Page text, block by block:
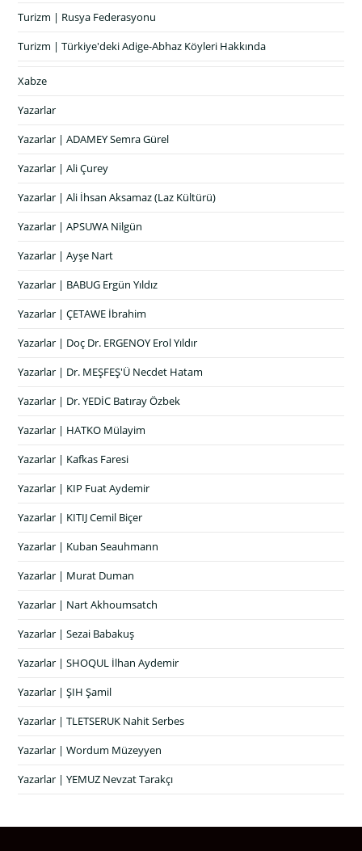
Turizm | Rusya Federasyonu
Turizm | Türkiye'deki Adige-Abhaz Köyleri Hakkında
Xabze
Yazarlar
Yazarlar | ADAMEY Semra Gürel
Yazarlar | Ali Çurey
Yazarlar | Ali İhsan Aksamaz (Laz Kültürü)
Yazarlar | APSUWA Nilgün
Yazarlar | Ayşe Nart
Yazarlar | BABUG Ergün Yıldız
Yazarlar | ÇETAWE İbrahim
Yazarlar | Doç Dr. ERGENOY Erol Yıldır
Yazarlar | Dr. MEŞFEŞ'Ü Necdet Hatam
Yazarlar | Dr. YEDİC Batıray Özbek
Yazarlar | HATKO Mülayim
Yazarlar | Kafkas Faresi
Yazarlar | KIP Fuat Aydemir
Yazarlar | KITIJ Cemil Biçer
Yazarlar | Kuban Seauhmann
Yazarlar | Murat Duman
Yazarlar | Nart Akhoumsatch
Yazarlar | Sezai Babakuş
Yazarlar | SHOQUL İlhan Aydemir
Yazarlar | ŞIH Şamil
Yazarlar | TLETSERUK Nahit Serbes
Yazarlar | Wordum Müzeyyen
Yazarlar | YEMUZ Nevzat Tarakçı